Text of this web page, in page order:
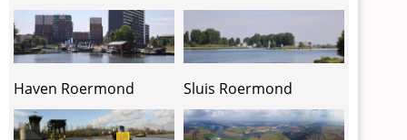
Haven Roermond Sluis Roermond